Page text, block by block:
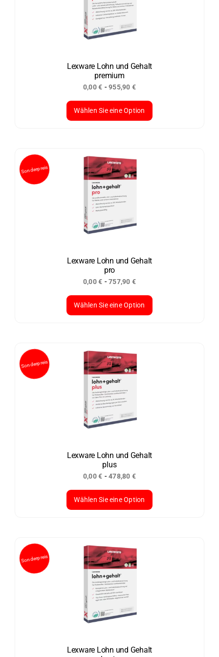
Optionen
können
der
Produktseite
gewählt
werden
Lexware Lohn und Gehalt
premium
0,00€ -955,90 €
Wählen Sie eine Option
mehrere
Varianten
Optionen
können
der
Produktseite
gewählt
werden
Lexware Lohn und Gehalt
pro
0,00€ -757,90 €
Wählen Sie eine Option
mehrere
Varianten
Optionen
können
der
Produktseite
gewählt
werden
Lexware Lohn und Gehalt
plus
0,00€ -478,80 €
Wählen Sie eine Option
mehrere
Varianten
Optionen
können
der
Lexware Lohn und Gehalt